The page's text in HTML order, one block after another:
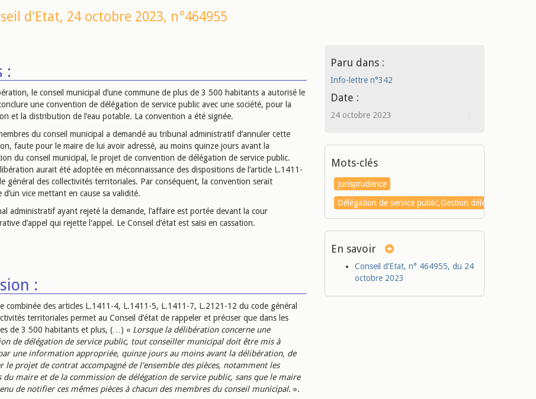
d'Etat, 24 octobre 2023, n°464955
:
le conseil municipal d’une commune de plus de 3 500 habitants a autorisé le
une convention de délégation de service public avec une société, pour la
et la distribution de l’eau potable. La convention a été signée.
du conseil municipal a demandé au tribunal administratif d’annuler cette
faute pour le maire de lui avoir adressé, au moins quinze jours avant la
du conseil municipal, le projet de convention de délégation de service public.
aurait été adoptée en méconnaissance des dispositions de l’article L.1411-
général des collectivités territoriales. Par conséquent, la convention serait
d’un vice mettant en cause sa validité.
administratif ayant rejeté la demande, l’affaire est portée devant la cour
d’appel qui rejette l'appel. Le Conseil d’état est saisi en cassation.
:
combinée des articles L.1411-4, L.1411-5, L.1411-7, L.2121-12 du code général
territoriales permet au Conseil d’état de rappeler et préciser que dans les
de 3 500 habitants et plus, (…) « Lorsque la délibération concerne une
de délégation de service public, tout conseiller municipal doit être mis à
une information appropriée, quinze jours au moins avant la délibération, de
le projet de contrat accompagné de l'ensemble des pièces, notamment les
du maire et de la commission de délégation de service public, sans que le maire
de notifier ces mêmes pièces à chacun des membres du conseil municipal. ».
Paru dans :
Info-lettre n°342
Date :
24 octobre 2023
Mots-clés
Jurisprudence
Délégation de service public,Gestion déléguée
En savoir
Conseil d’Etat, n° 464955, du 24
octobre 2023